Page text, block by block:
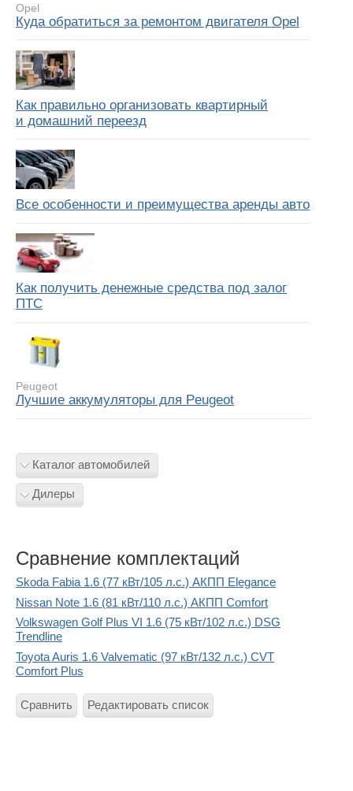
Opel
Куда обратиться за ремонтом двигателя Opel
Как правильно организовать квартирный
и домашний переезд
Все особенности и преимущества аренды авто
Как получить денежные средства под залог
ПТС
Peugeot
Лучшие аккумуляторы для Peugeot
Каталог автомобилей
Дилеры
Сравнение комплектаций
Skoda Fabia 1.6 (77 кВт/105 л.с.) АКПП Elegance
Nissan Note 1.6 (81 кВт/110 л.с.) АКПП Comfort
Volkswagen Golf Plus VI 1.6 (75 кВт/102 л.с.) DSG
Trendline
Toyota Auris 1.6 Valvematic (97 кВт/132 л.с.) CVT
Comfort Plus
Сравнить Редактировать список